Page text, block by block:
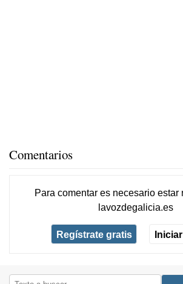
Comentarios
Para comentar es necesario estar
lavozdegalicia.es
Regístrate gratis